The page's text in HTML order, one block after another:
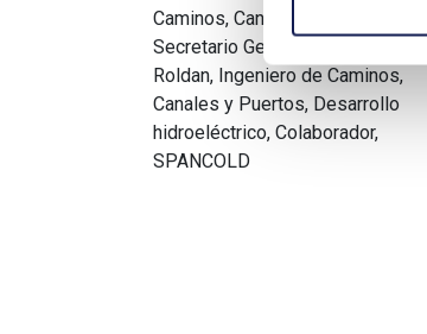
Caminos, Canales y Puertos,
Secretario General y David
Roldan, Ingeniero de Caminos,
Canales y Puertos, Desarrollo
hidroeléctrico, Colaborador,
SPANCOLD